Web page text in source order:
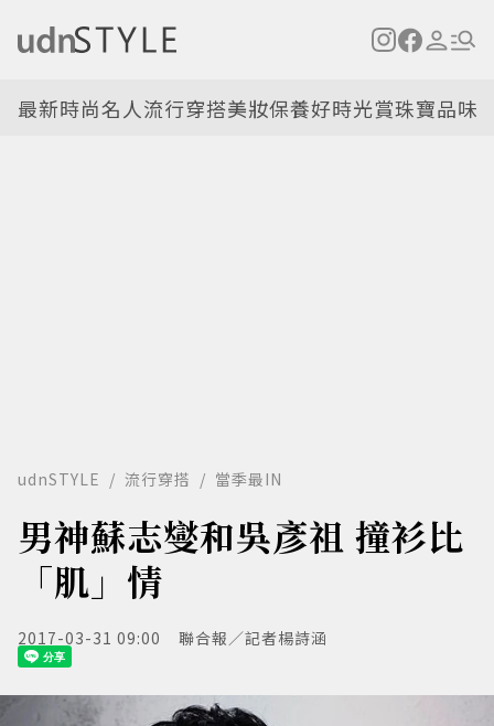
最新時尚名人流行穿搭美妝保養好時光賞珠寶品味
udnSTYLE 流行穿搭 當季最IN
男神蘇志燮和吳彥祖 撞衫比
「肌」情
2017-03-31 09:00 聯合報／記者楊詩涵